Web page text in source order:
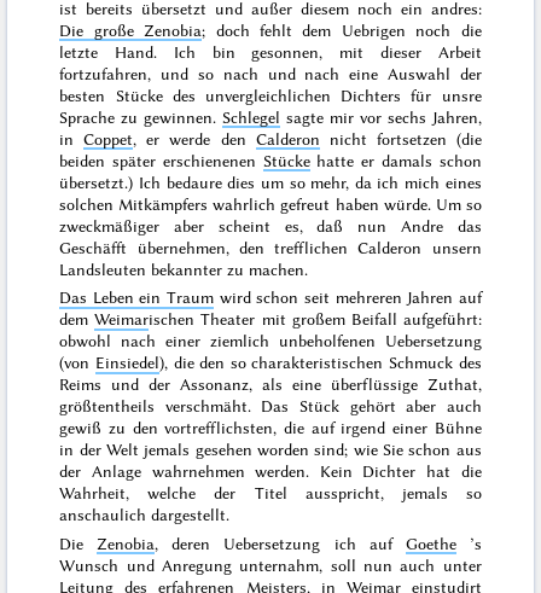
ist bereits übersetzt und außer diesem noch ein andres:
Die große Zenobia; doch fehlt dem Uebrigen noch die
letzte Hand. Ich bin gesonnen, mit dieser Arbeit
fortzufahren, und so nach und nach eine Auswahl der
besten Stücke des unvergleichlichen Dichters für unsre
Sprache zu gewinnen. Schlegel sagte mir vor sechs Jahren,
inCoppet, er werde den Calderon nicht fortsetzen (die
beiden später erschienenen Stückehatte er damals schon
übersetzt.) Ich bedaure dies um so mehr, da ich mich eines
solchen Mitkämpfers wahrlich gefreut haben würde. Um so
zweckmäßiger aber scheint es, daß nun Andre das
Geschäfft übernehmen, den trefflichen Calderon unsern
Landsleuten bekannter zu machen.
Das Leben ein Traum wird schon seit mehreren Jahren auf
demWeimarischen Theater mit großem Beifall aufgeführt:
obwohl nach einer ziemlich unbeholfenen Uebersetzung
(von Einsiedel), die den so charakteristischen Schmuck des
Reims und der Assonanz, als eine überflüssige Zuthat,
größtentheils verschmäht. Das Stück gehört aber auch
gewiß zu den vortrefflichsten, die auf irgend einer Bühne
in der Welt jemals gesehen worden sind; wie Sie schon aus
der Anlage wahrnehmen werden. Kein Dichter hat die
Wahrheit, welche der Titel ausspricht, jemals so
anschaulich dargestellt.
Die Zenobia, deren Uebersetzung ich auf Goethe’s
Wunsch und Anregung unternahm, soll nun auch unter
Leitung des erfahrenen Meisters, in Weimar einstudirt